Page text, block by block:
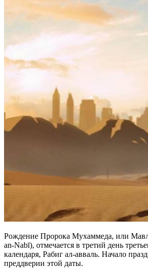
Рождение Пророка Мухаммеда, или
an-Nabī), отмечается в третий день
календаря, Рабиг ал-авваль. Начало
преддверии этой даты.